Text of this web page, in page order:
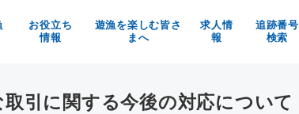
お役立ち
情報
魚料理レシピ
遊漁を楽しむ皆さ
まへ
求人情
報
マイナビ
追跡番号
検索
引に関する今後の対応について